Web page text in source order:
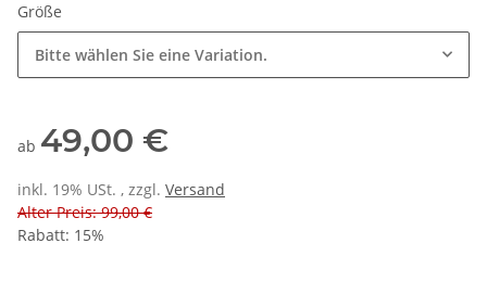
Größe
Bitte wählen Sie eine Variation.
ab 49,00 €
inkl. 19% USt. , zzgl. Versand
Alter Preis: 99,00 €
Rabatt: 15%